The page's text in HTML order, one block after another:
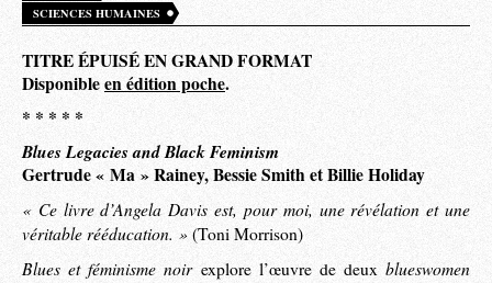
SCIENCES HUMAINES
TITRE ÉPUISÉ EN GRAND FORMAT
Disponibleen édition poche.
* * * * *
Blues Legacies and Black Feminism
Gertrude « Ma » Rainey, Bessie Smith et Billie Holiday
« Ce livre d’Angela Davis est, pour moi, une révélation et une
véritable rééducation. » (Toni Morrison)
Blues et féminisme noir explore l’œuvre de deuxblueswomen